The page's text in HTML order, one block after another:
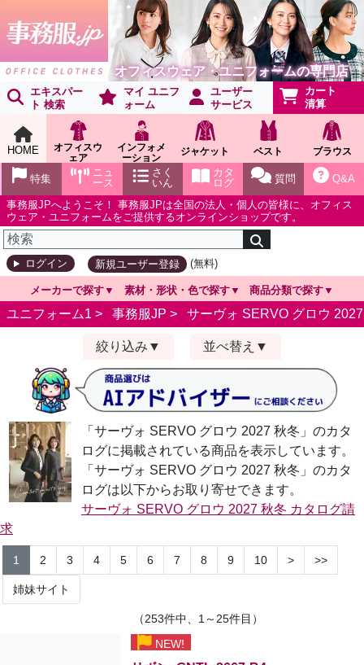
オフィスウェア・ユニフォームの専門店
エキスパー
ト 検索
マイ ユニフ
ォーム
ユーザー
サービス
カート
清算
HOME
オフィスウ
ェア
インフォメ
ーション
ショールー
ム
ジャケット ベスト ブラウス
Q&A
質問
カタ
ログ
さく
いん
ニュ
ース
特集
事務服JPへようこそ！ 事務服JPは全国の法人・個人の皆様に、オフィス
ウェア・ユニフォームをご提供するオンラインショップです。
ログイン 新規ユーザー登録 (無料)
メーカーで探す 素材・形状・色で探す 商品分類で探す
ユニフォーム1 > 事務服JP > サーヴォ SERVO グロウ
絞り込み 並べ替え
「サーヴォ SERVO グロウ 2027 秋冬」のカタ
ログに掲載されている商品を表示しています。
「サーヴォ SERVO グロウ 2027 秋冬」のカタ
ログは以下からお取り寄せできます。
サーヴォ SERVO グロウ 2027 秋冬 カタログ請
求
1 2 3 4 5 6 7 8 9 10 > >>
姉妹サイト
（253件中、1～25件目）
NEW!